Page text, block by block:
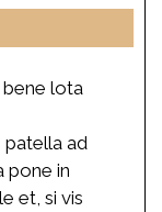
bene lota
ad
pone in
et, si vis